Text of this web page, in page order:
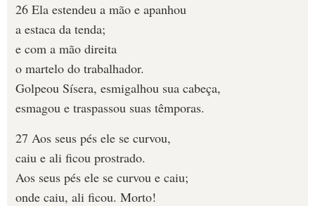
26 Ela estendeu a mão e apanhou
a estaca da tenda;
e com a mão direita
o martelo do trabalhador.
Golpeou Sísera, esmigalhou sua cabeça,
esmagou e traspassou suas têmporas.
27 Aos seus pés ele se curvou,
caiu e ali ficou prostrado.
Aos seus pés ele se curvou e caiu;
onde caiu, ali ficou. Morto!